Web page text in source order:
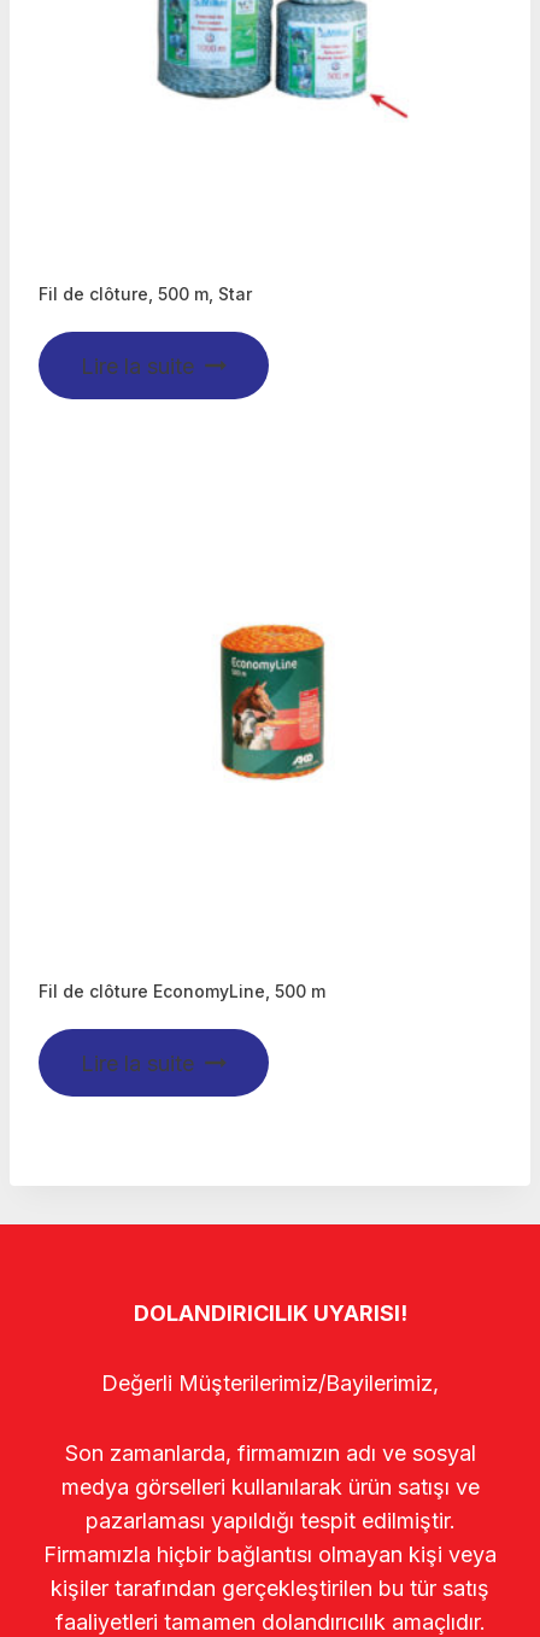
Fil de clôture, 500 m, Star
Lire la suite
Fil de clôture EconomyLine, 500 m
Lire la suite
DOLANDIRICILIK UYARISI!
Değerli Müşterilerimiz/Bayilerimiz,
Son zamanlarda, firmamızın adı ve sosyal
medya görselleri kullanılarak ürün satışı ve
pazarlaması yapıldığı tespit edilmiştir.
Firmamızla hiçbir bağlantısı olmayan kişi veya
kişiler tarafından gerçekleştirilen bu tür satış
faaliyetleri tamamen dolandırıcılık amaçlıdır.